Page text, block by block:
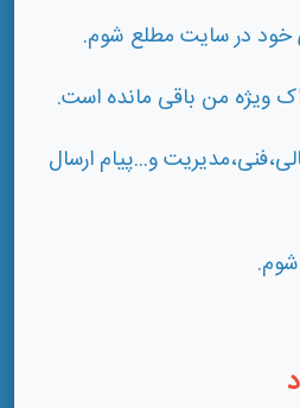
خود در سایت مطلع شوم.
ویژه من باقی مانده است.
و...پیام ارسال